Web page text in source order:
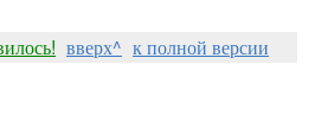
вверх^ к полной версии